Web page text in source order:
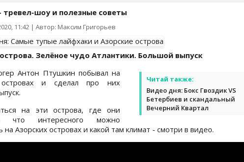
тревел-шоу и полезные советы
11:42 | Автор: Максим Григорьев
Зелёное чудо Атлантики. Большой выпуск
Читай также:
Видео дня: Бокс Гвоздик VS
Бетербиев и скандальный
Вечерний Квартал
Антон Птушкин побывал на
островах и сделал про них
на эти острова, где они
что интересного можно
на Азорских островах и какой там климат - смотри в видео.